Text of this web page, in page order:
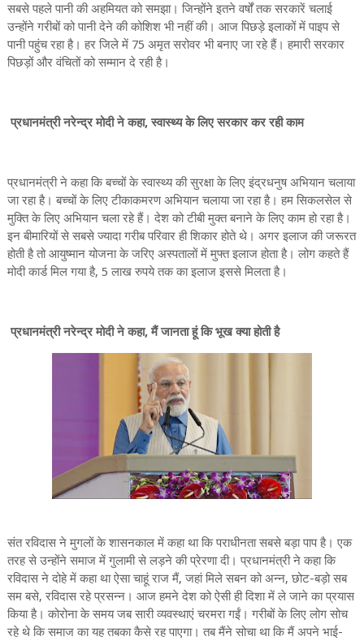
सबसे पहले पानी की अहमियत को समझा। जिन्होंने इतने वर्षों तक सरकारें चलाई
उन्होंने गरीबों को पानी देने की कोशिश भी नहीं की। आज पिछड़े इलाकों में पाइप से
पानी पहुंच रहा है। हर जिले में 75 अमृत सरोवर भी बनाए जा रहे हैं। हमारी सरकार
पिछड़ों और वंचितों को सम्मान दे रही है।
प्रधानमंत्री नरेन्द्र मोदी ने कहा, स्वास्थ्य के लिए सरकार कर रही काम
प्रधानमंत्री ने कहा कि बच्चों के स्वास्थ्य की सुरक्षा के लिए इंद्रधनुष अभियान चलाया
जा रहा है। बच्चों के लिए टीकाकमरण अभियान चलाया जा रहा है। हम सिकलसेल से
मुक्ति के लिए अभियान चला रहे हैं। देश को टीबी मुक्त बनाने के लिए काम हो रहा है।
इन बीमारियों से सबसे ज्यादा गरीब परिवार ही शिकार होते थे। अगर इलाज की जरूरत
होती है तो आयुष्मान योजना के जरिए अस्पतालों में मुफ्त इलाज होता है। लोग कहते हैं
मोदी कार्ड मिल गया है, 5 लाख रुपये तक का इलाज इससे मिलता है।
प्रधानमंत्री नरेन्द्र मोदी ने कहा, मैं जानता हूं कि भूख क्या होती है
संत रविदास ने मुगलों के शासनकाल में कहा था कि पराधीनता सबसे बड़ा पाप है। एक
तरह से उन्होंने समाज में गुलामी से लड़ने की प्रेरणा दी। प्रधानमंत्री ने कहा कि
रविदास ने दोहे में कहा था ऐसा चाहूं राज मैं, जहां मिले सबन को अन्न, छोट-बड़ो सब
सम बसे, रविदास रहे प्रसन्न। आज हमने देश को ऐसी ही दिशा में ले जाने का प्रयास
किया है। कोरोना के समय जब सारी व्यवस्थाएं चरमरा गईं। गरीबों के लिए लोग सोच
रहे थे कि समाज का यह तबका कैसे रह पाएगा। तब मैंने सोचा था कि मैं अपने भाई-